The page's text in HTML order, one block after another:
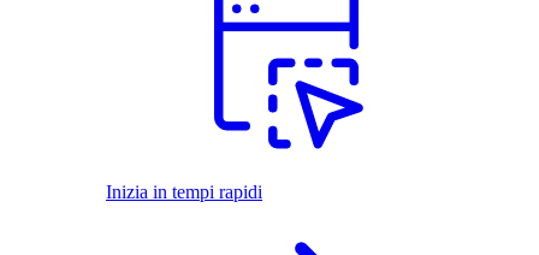
Inizia in tempi rapidi